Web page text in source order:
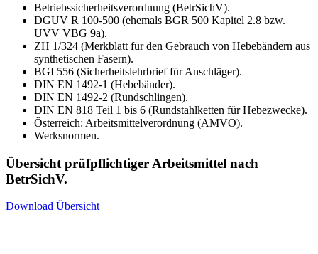
Betriebssicherheitsverordnung (BetrSichV).
DGUV R 100-500 (ehemals BGR 500 Kapitel 2.8 bzw.
UVV VBG 9a).
ZH 1/324 (Merkblatt für den Gebrauch von Hebebändern aus
synthetischen Fasern).
BGI 556 (Sicherheitslehrbrief für Anschläger).
DIN EN 1492-1 (Hebebänder).
DIN EN 1492-2 (Rundschlingen).
DIN EN 818 Teil 1 bis 6 (Rundstahlketten für Hebezwecke).
Österreich: Arbeitsmittelverordnung (AMVO).
Werksnormen.
Übersicht prüfpflichtiger Arbeitsmittel nach
BetrSichV.
Download Übersicht